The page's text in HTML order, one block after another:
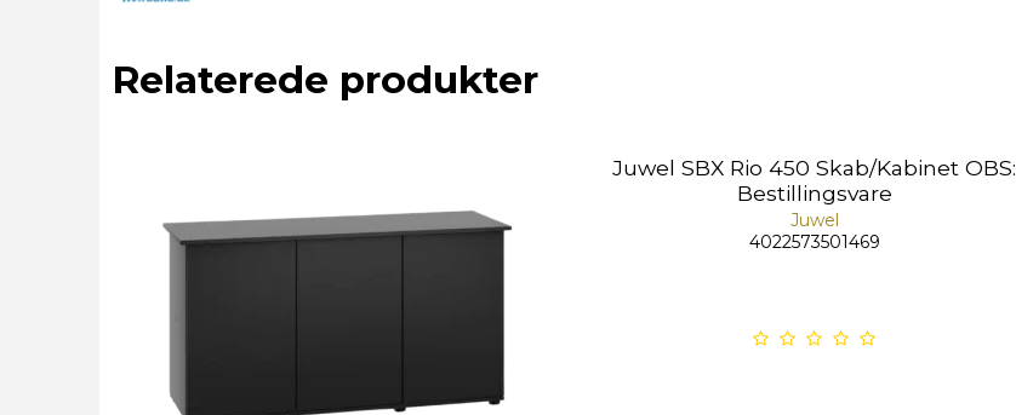
Relaterede produkter
Juwel SBX Rio 450 Skab/Kabinet OBS:
Bestillingsvare
Juwel
4022573501469